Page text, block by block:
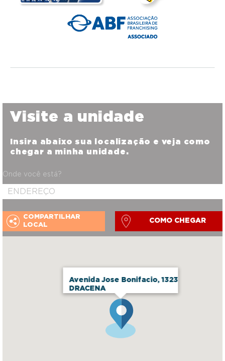
Avenida Jose Bonifacio, 1323
DRACENA
Visite a unidade
Insira abaixo sua localização e veja como
chegar a minha unidade.
Onde você está?
COMPARTILHAR
LOCAL
COMO CHEGAR